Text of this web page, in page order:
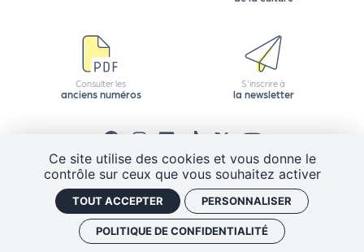
Ce site utilise des cookies et vous donne le
contrôle sur ceux que vous souhaitez activer
TOUT ACCEPTER PERSONNALISER
POLITIQUE DE CONFIDENTIALITÉ
Consulter les
anciens numéros
S'inscrire à
la newsletter
CGV Mentions légales
Plan de site
Politique de confidentialité
Gestion des cookies
J'ai un code promo
Retrouver vos commandes